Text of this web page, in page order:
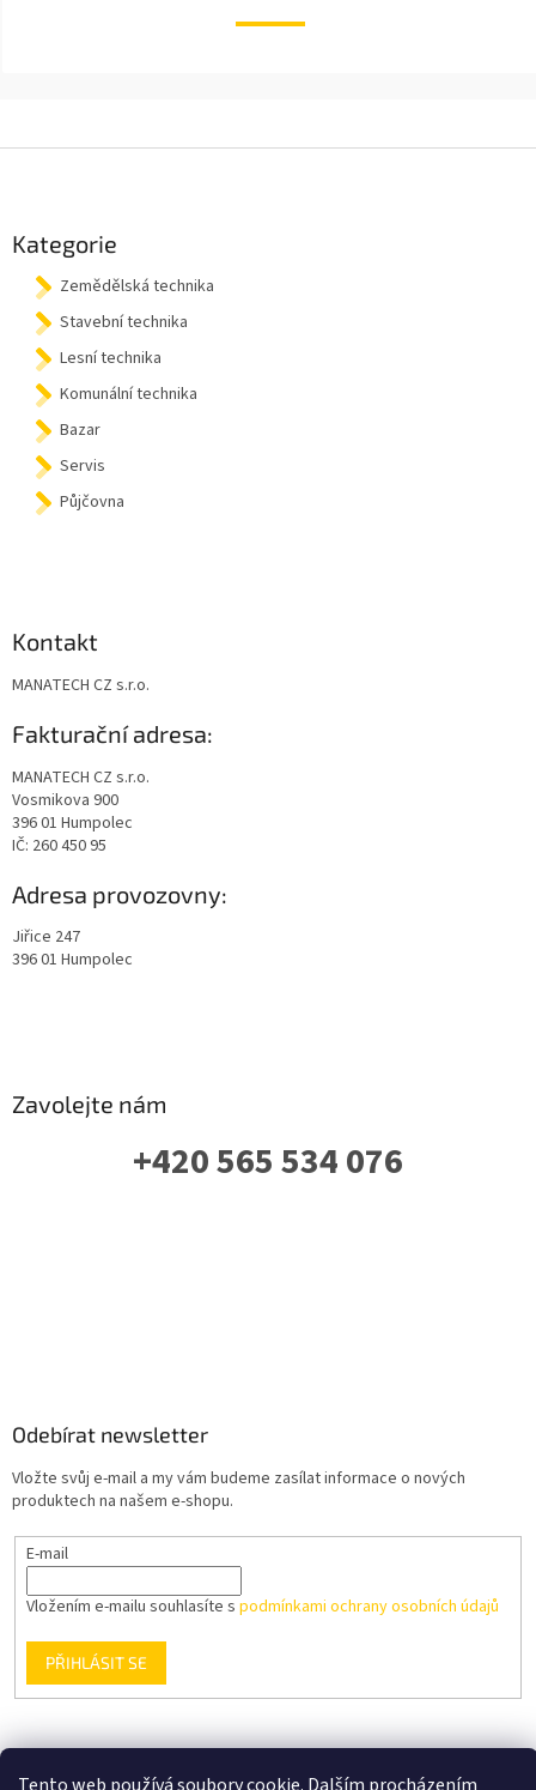
Kategorie
Zemědělská technika
Stavební technika
Lesní technika
Komunální technika
Bazar
Servis
Půjčovna
Kontakt
MANATECH CZ s.r.o.
Fakturační adresa:
MANATECH CZ s.r.o.
Vosmikova 900
396 01 Humpolec
IČ: 260 450 95
Adresa provozovny:
Jiřice 247
396 01 Humpolec
Zavolejte nám
+420 565 534 076
Odebírat newsletter
Vložte svůj e-mail a my vám budeme zasílat informace o nových
produktech na našem e-shopu.
E-mail
Vložením e-mailu souhlasíte s podmínkami ochrany osobních údajů
PŘIHLÁSIT SE
Podmínky ochrany osobních údajů Obchodní podmínky